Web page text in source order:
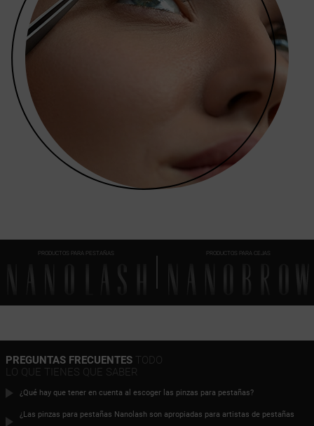
PRODUCTOS PARA PESTAÑAS PRODUCTOS PARA CEJAS
PREGUNTAS FRECUENTESTODO
LO QUE TIENES QUE SABER
¿Qué hay que tener en cuenta al escoger las pinzas para pestañas?
¿Las pinzas para pestañas Nanolash son apropiadas para artistas de pestañas